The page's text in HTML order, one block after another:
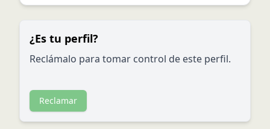
¿Es tu perfil?
Reclámalo para tomar control de este perfil.
Reclamar